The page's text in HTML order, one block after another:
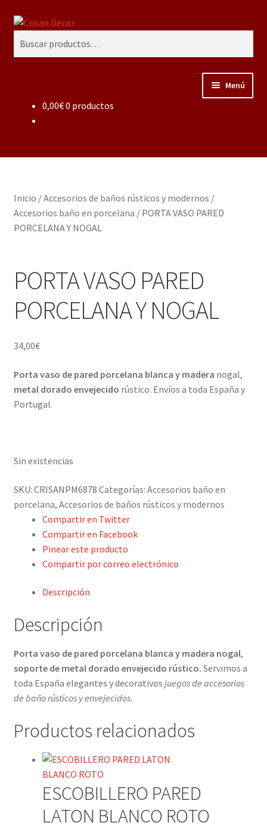
Ir
Ir
contenido
Buscar
Menú
Regalos infantiles, vajillas y canastillas bebé
Regalo personalizado, estuches copas grabadas, regalo
Accesorios de baños rústicos y modernos
Porcelana blanca Profesional y Hostelería
Pigmentos Porcelana y Vidrio, Mediums, material pintura
porcelana
Menaje y servicio de mesa
Regalo original
Regalo personal chico-chica
Muebles
Detalles ceremonia, regalo publicitario, promocional
¿Quiénes somos?
0,00€0 productos
Inicio /Accesorios de baños rústicos y modernos /
Accesorios baño en porcelana / PORTA VASO PARED
PORCELANA Y NOGAL
PORTA VASO PARED
PORCELANA Y NOGAL
34,00€
Porta vaso de pared porcelana blanca y madera nogal,
metal dorado envejecido rústico. Envíos a toda España y
Portugal.
Sin existencias
SKU: CRISANPM6878 Categorías: Accesorios baño en
porcelana, Accesorios de baños rústicos y modernos
Compartir en Twitter
Compartir en Facebook
Pinear este producto
Compartir por correo electrónico
Descripción
Descripción
Porta vaso de pared porcelana blanca y madera nogal,
soporte de metal dorado envejecido rústico. Servimos a
toda España elegantes y decorativos juegos de accesorios
de baño rústicos y envejecidos.
Productos relacionados
ESCOBILLERO PARED
LATON BLANCO ROTO